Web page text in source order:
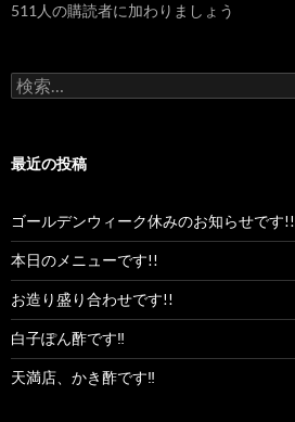
レ
511人の購読者に加わりましょう
検
索:
最近の投稿
ゴールデンウィーク休みのお知らせです!!
本日のメニューです!!
お造り盛り合わせです!!
白子ぽん酢です‼︎
天満店、かき酢です‼︎